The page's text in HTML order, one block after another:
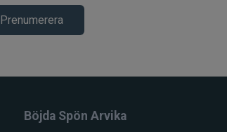
Prenumerera
Böjda Spön Arvika